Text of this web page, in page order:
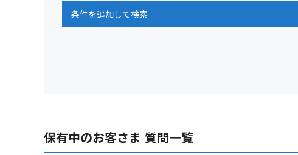
条件を追加して検索
保有中のお客さま 質問一覧